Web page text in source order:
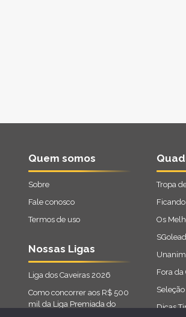
Quem somos
Sobre
Fale conosco
Termos de uso
Nossas Ligas
Liga dos Caveiras 2026
Como concorrer aos R$ 500
mil da Liga Premiada do
Tropa
Os
Fora da
Dicas